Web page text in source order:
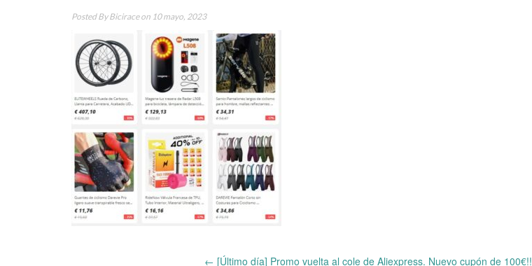
Posted ByBiciraceon 10 mayo, 2023
← [Último día] Promo vuelta al cole de Aliexpress. Nuevo cupón de 100€!!